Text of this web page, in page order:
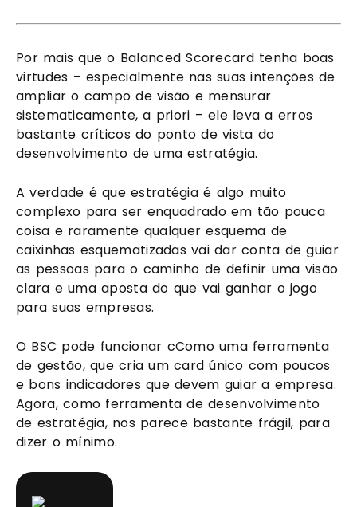
Por mais que o Balanced Scorecard tenha boas
virtudes – especialmente nas suas intenções de
ampliar o campo de visão e mensurar
sistematicamente, a priori – ele leva a erros
bastante críticos do ponto de vista do
desenvolvimento de uma estratégia.
A verdade é que estratégia é algo muito
complexo para ser enquadrado em tão pouca
coisa e raramente qualquer esquema de
caixinhas esquematizadas vai dar conta de guiar
as pessoas para o caminho de definir uma visão
clara e uma aposta do que vai ganhar o jogo
para suas empresas.
O BSC pode funcionar cComo uma ferramenta
de gestão, que cria um card único com poucos
e bons indicadores que devem guiar a empresa.
Agora, como ferramenta de desenvolvimento
de estratégia, nos parece bastante frágil, para
dizer o mínimo.